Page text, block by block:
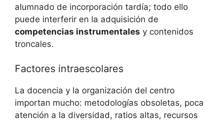
alumnado de incorporación tardía; todo ello
puede interferir en la adquisición de
competencias instrumentales y contenidos
troncales.
Factores intraescolares
La docencia y la organización del centro
importan mucho: metodologías obsoletas, poca
atención a la diversidad, ratios altas, recursos